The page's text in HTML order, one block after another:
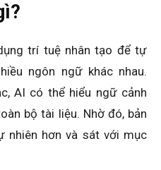
trí tuệ nhân tạo để tự
ngôn ngữ khác nhau.
AI có thể hiểu ngữ cảnh
bộ tài liệu. Nhờ đó, bản
nhiên hơn và sát với mục